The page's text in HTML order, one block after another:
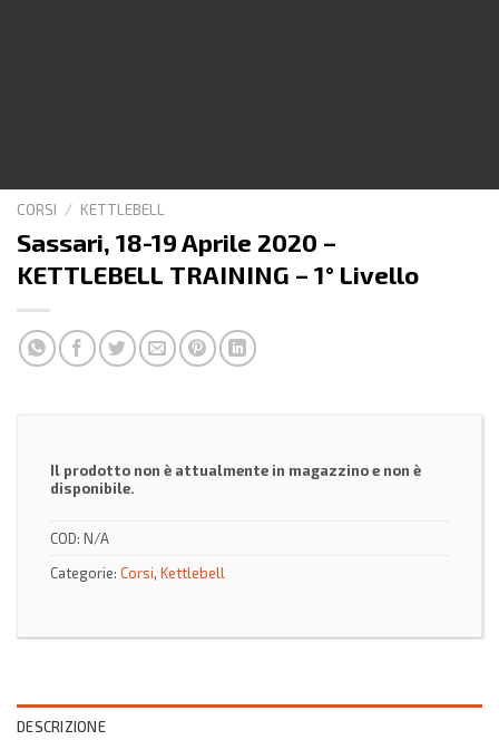
CORSI / KETTLEBELL
Sassari, 18-19 Aprile 2020 –
KETTLEBELL TRAINING – 1° Livello
Il prodotto non è attualmente in magazzino e non è
disponibile.
COD: N/A
Categorie: Corsi, Kettlebell
DESCRIZIONE